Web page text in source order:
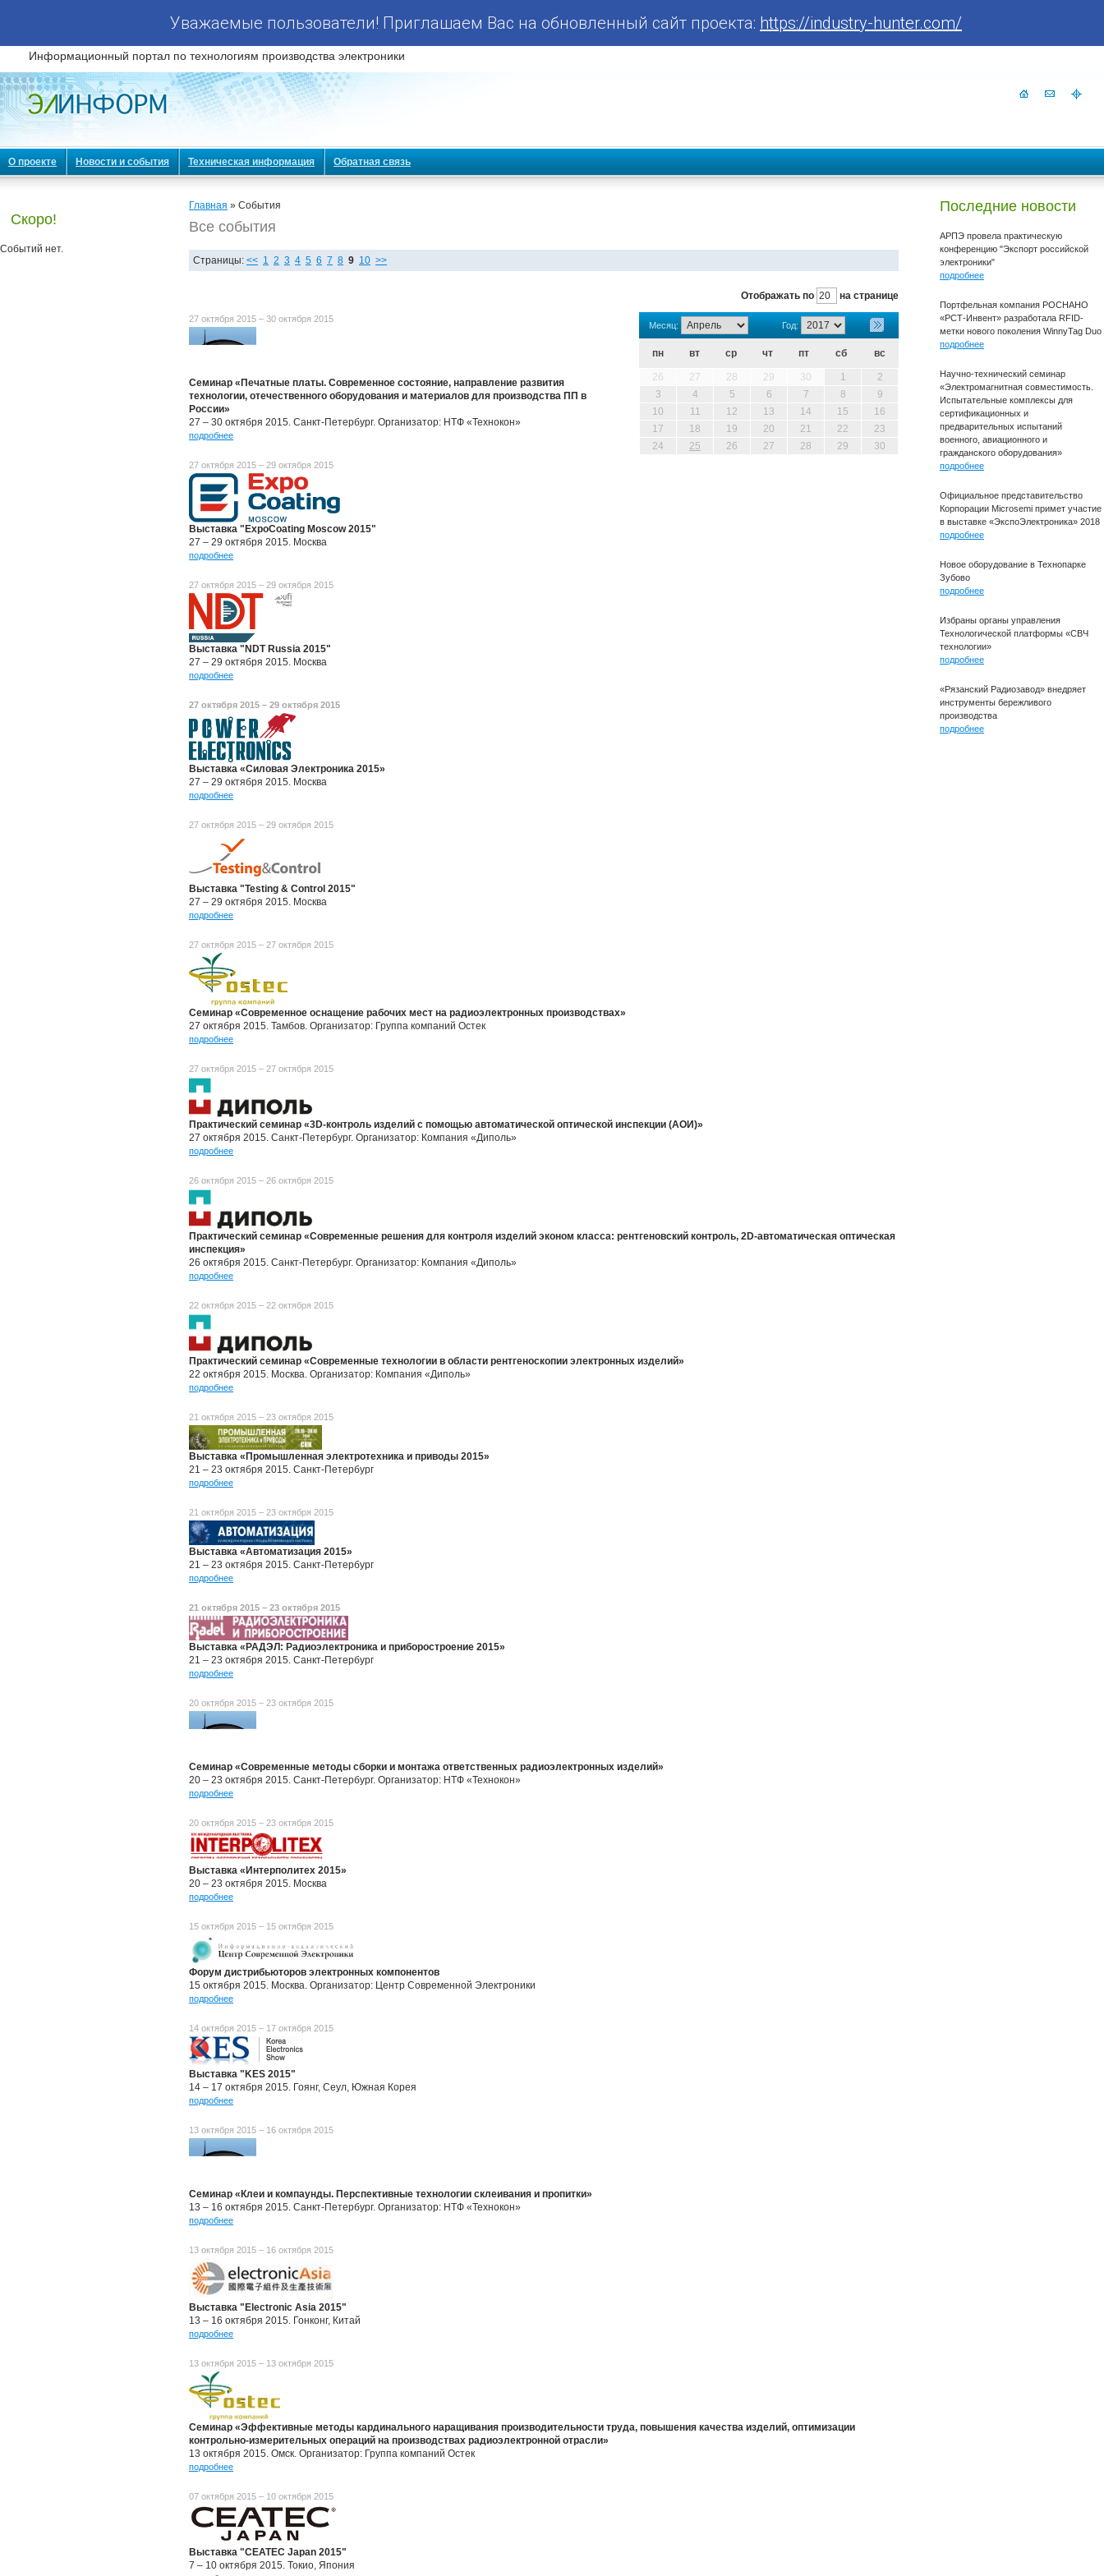
Уважаемые пользователи! Приглашаем Вас на обновленный сайт проекта: https://industry-hunter.com/
Информационный портал по технологиям производства электроники
О проекте Новости и события Техническая информация Обратная связь
Скоро!
Событий нет.
Главная » События
Все события
Страницы: << 1 2 3 4 5 6 7 8 9 10 >>
Отображать по на странице
Месяц: Год:
пн вт ср чт пт сб вс
26 27 28 29 30 1
2
3
4 5 6 7 8
9
10
11 12 13 14 15
16
17
18 19 20 21 22
23
24
25 26 27 28 29 30
27 октября 2015 – 30 октября 2015
Семинар «Печатные платы. Современное состояние, направление развития
технологии, отечественного оборудования и материалов для производства ПП в
России»
27 – 30 октября 2015. Санкт-Петербург. Организатор: НТФ «Технокон»
подробнее
27 октября 2015 – 29 октября 2015
Выставка "ExpoCoating Moscow 2015"
27 – 29 октября 2015. Москва
подробнее
27 октября 2015 – 29 октября 2015
Выставка "NDT Russia 2015"
27 – 29 октября 2015. Москва
подробнее
27 октября 2015 – 29 октября 2015
Выставка «Силовая Электроника 2015»
27 – 29 октября 2015. Москва
подробнее
27 октября 2015 – 29 октября 2015
Выставка "Testing & Control 2015"
27 – 29 октября 2015. Москва
подробнее
27 октября 2015 – 27 октября 2015
Семинар «Современное оснащение рабочих мест на радиоэлектронных производствах»
27 октября 2015. Тамбов. Организатор: Группа компаний Остек
подробнее
27 октября 2015 – 27 октября 2015
Практический семинар «3D-контроль изделий с помощью автоматической оптической инспекции (АОИ)»
27 октября 2015. Санкт-Петербург. Организатор: Компания «Диполь»
подробнее
26 октября 2015 – 26 октября 2015
Практический семинар «Современные решения для контроля изделий эконом класса: рентгеновский контроль, 2D-автоматическая оптическая
инспекция»
26 октября 2015. Санкт-Петербург. Организатор: Компания «Диполь»
подробнее
22 октября 2015 – 22 октября 2015
Практический семинар «Современные технологии в области рентгеноскопии электронных изделий»
22 октября 2015. Москва. Организатор: Компания «Диполь»
подробнее
21 октября 2015 – 23 октября 2015
Выставка «Промышленная электротехника и приводы 2015»
21 – 23 октября 2015. Санкт-Петербург
подробнее
21 октября 2015 – 23 октября 2015
Выставка «Автоматизация 2015»
21 – 23 октября 2015. Санкт-Петербург
подробнее
21 октября 2015 – 23 октября 2015
Выставка «РАДЭЛ: Радиоэлектроника и приборостроение 2015»
21 – 23 октября 2015. Санкт-Петербург
подробнее
20 октября 2015 – 23 октября 2015
Семинар «Современные методы сборки и монтажа ответственных радиоэлектронных изделий»
20 – 23 октября 2015. Санкт-Петербург. Организатор: НТФ «Технокон»
подробнее
20 октября 2015 – 23 октября 2015
Выставка «Интерполитех 2015»
20 – 23 октября 2015. Москва
подробнее
15 октября 2015 – 15 октября 2015
Форум дистрибьюторов электронных компонентов
15 октября 2015. Москва. Организатор: Центр Современной Электроники
подробнее
14 октября 2015 – 17 октября 2015
Выставка "KES 2015"
14 – 17 октября 2015. Гоянг, Сеул, Южная Корея
подробнее
13 октября 2015 – 16 октября 2015
Семинар «Клеи и компаунды. Перспективные технологии склеивания и пропитки»
13 – 16 октября 2015. Санкт-Петербург. Организатор: НТФ «Технокон»
подробнее
13 октября 2015 – 16 октября 2015
Выставка "Electronic Asia 2015"
13 – 16 октября 2015. Гонконг, Китай
подробнее
13 октября 2015 – 13 октября 2015
Семинар «Эффективные методы кардинального наращивания производительности труда, повышения качества изделий, оптимизации
контрольно-измерительных операций на производствах радиоэлектронной отрасли»
13 октября 2015. Омск. Организатор: Группа компаний Остек
подробнее
07 октября 2015 – 10 октября 2015
Выставка "CEATEC Japan 2015"
7 – 10 октября 2015. Токио, Япония
Последние новости
АРПЭ провела практическую
конференцию "Экспорт российской
электроники"
подробнее
Портфельная компания РОСНАНО
«РСТ-Инвент» разработала RFID-
метки нового поколения WinnyTag Duo
подробнее
Научно-технический семинар
«Электромагнитная совместимость.
Испытательные комплексы для
сертификационных и
предварительных испытаний
военного, авиационного и
гражданского оборудования»
подробнее
Официальное представительство
Корпорации Microsemi примет участие
в выставке «ЭкспоЭлектроника» 2018
подробнее
Новое оборудование в Технопарке
Зубово
подробнее
Избраны органы управления
Технологической платформы «СВЧ
технологии»
подробнее
«Рязанский Радиозавод» внедряет
инструменты бережливого
производства
подробнее